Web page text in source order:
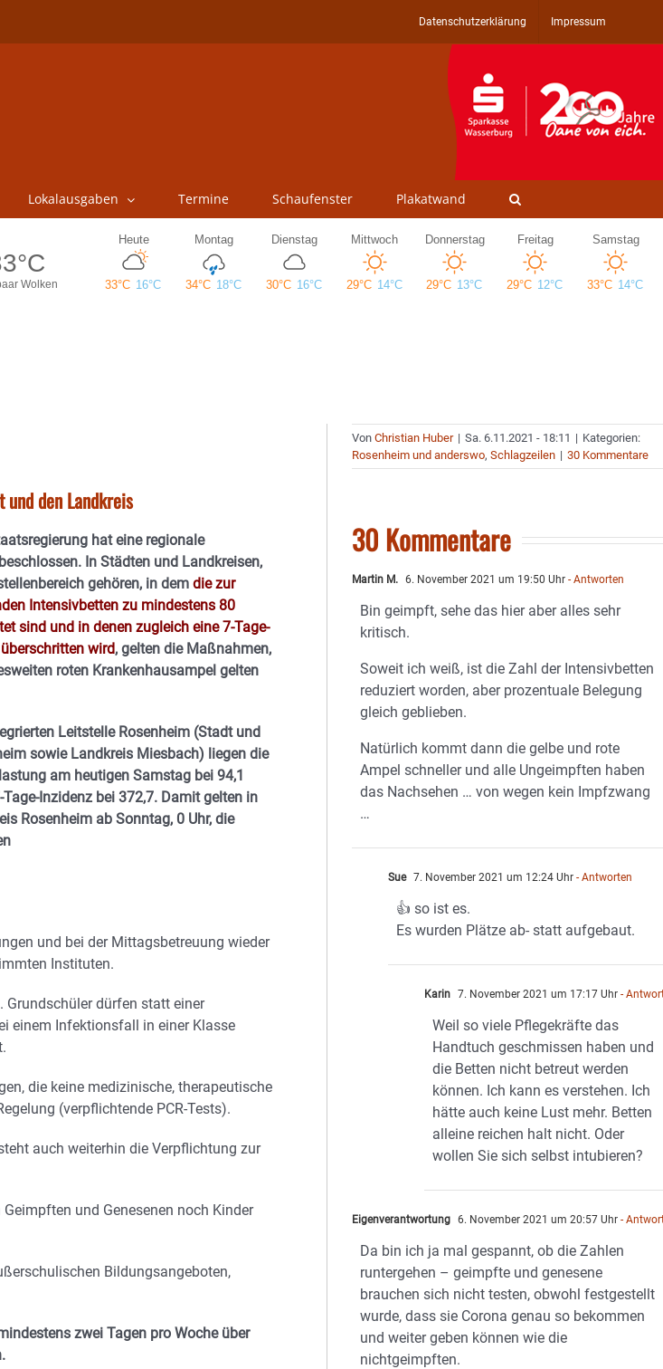
Datenschutzerklärung Impressum
Lokalausgaben Termine Schaufenster Plakatwand
den Landkreis
hat eine regionale
In Städten und Landkreisen,
gehören, in dem die zur
Intensivbetten zu mindestens 80
sind und in denen zugleich eine 7-Tage-
wird, gelten die Maßnahmen,
roten Krankenhausampel gelten
Leitstelle Rosenheim (Stadt und
sowie Landkreis Miesbach) liegen die
am heutigen Samstag bei 94,1
Inzidenz bei 372,7. Damit gelten in
Rosenheim ab Sonntag, 0 Uhr, die
und bei der Mittagsbetreuung wieder
Instituten.
dürfen statt einer
einem Infektionsfall in einer Klasse
die keine medizinische, therapeutische
(verpflichtende PCR-Tests).
auch weiterhin die Verpflichtung zur
Geimpften und Genesenen noch Kinder
Bildungsangeboten,
zwei Tagen pro Woche über
VonChristian Huber | Sa. 6.11.2021 - 18:11 | Kategorien:
Rosenheim und anderswo,Schlagzeilen | 30 Kommentare
30 Kommentare
Martin M. 6. November 2021 um 19:50 Uhr - Antworten
Bin geimpft, sehe das hier aber alles sehr
kritisch.
Soweit ich weiß, ist die Zahl der Intensivbetten
reduziert worden, aber prozentuale Belegung
gleich geblieben.
Natürlich kommt dann die gelbe und rote
Ampel schneller und alle Ungeimpften haben
das Nachsehen … von wegen kein Impfzwang
…
Sue 7. November 2021 um 12:24 Uhr - Antworten
👍 so ist es.
Es wurden Plätze ab- statt aufgebaut.
Karin 7. November 2021 um 17:17 Uhr -
Weil so viele Pflegekräfte das
Handtuch geschmissen haben und
die Betten nicht betreut werden
können. Ich kann es verstehen. Ich
hätte auch keine Lust mehr. Betten
alleine reichen halt nicht. Oder
wollen Sie sich selbst intubieren?
Eigenverantwortung 6. November 2021 um 20:57 Uhr -
Da bin ich ja mal gespannt, ob die Zahlen
runtergehen – geimpfte und genesene
brauchen sich nicht testen, obwohl festgestellt
wurde, dass sie Corona genau so bekommen
und weiter geben können wie die
nichtgeimpften.